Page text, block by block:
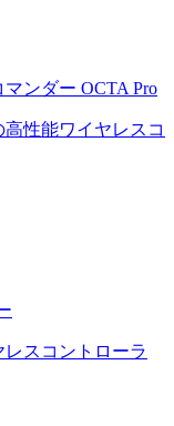
ンダー OCTA Pro
性能ワイヤレスコ
スコントローラ